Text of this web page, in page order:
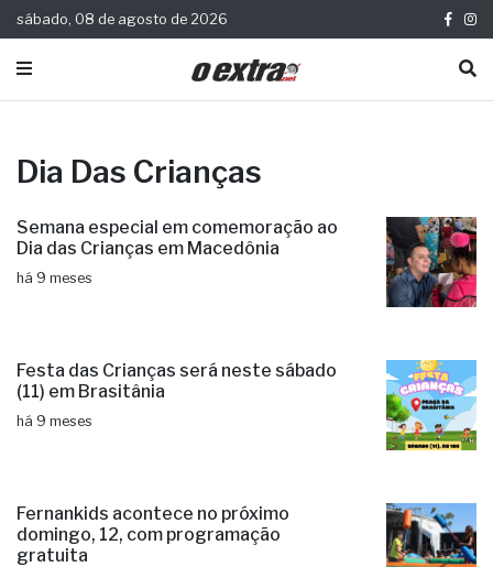
sábado, 08 de agosto de 2026
Dia Das Crianças
Semana especial em comemoração ao
Dia das Crianças em Macedônia
há 9 meses
Festa das Crianças será neste sábado
(11) em Brasitânia
há 9 meses
Fernankids acontece no próximo
domingo, 12, com programação
gratuita